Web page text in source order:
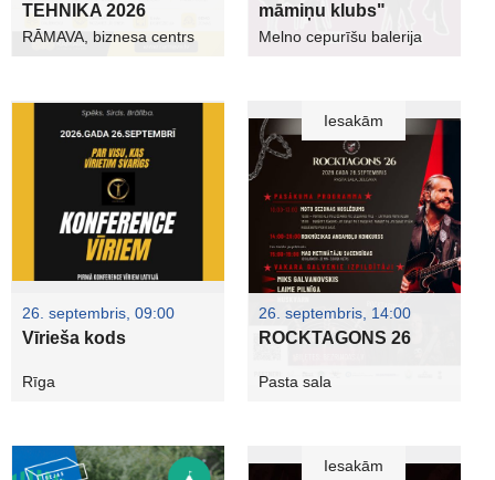
TEHNIKA 2026
RĀMAVA, biznesa centrs
māmiņu klubs"
Melno cepurīšu balerija
26. septembris, 09:00
Vīrieša kods
Rīga
Iesakām
26. septembris, 14:00
ROCKTAGONS 26
Pasta sala
Iesakām